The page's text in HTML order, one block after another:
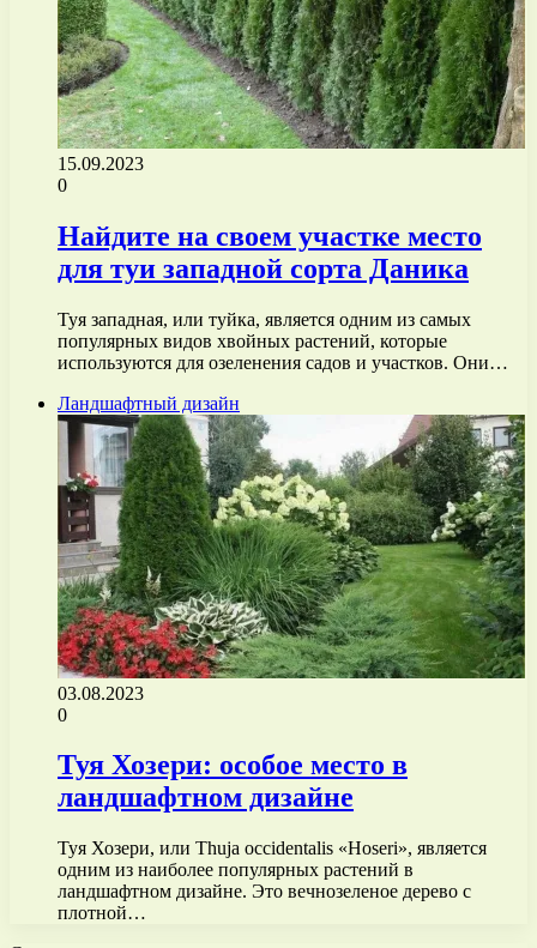
15.09.2023
0
Найдите на своем участке место
для туи западной сорта Даника
Туя западная, или туйка, является одним из самых
популярных видов хвойных растений, которые
используются для озеленения садов и участков. Они…
Ландшафтный дизайн
03.08.2023
0
Туя Хозери: особое место в
ландшафтном дизайне
Туя Хозери, или Thuja occidentalis «Hoseri», является
одним из наиболее популярных растений в
ландшафтном дизайне. Это вечнозеленое дерево с
плотной…